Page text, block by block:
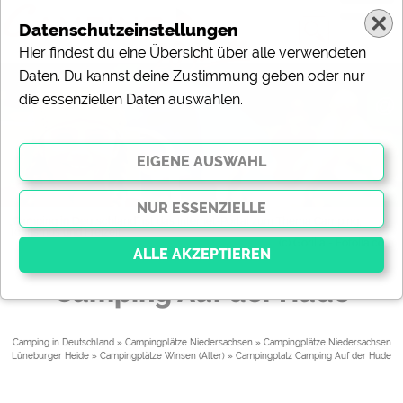
„Camping in Deutschland“ ist das Internet-Portal zum Thema Camping,
Tourismus und Freizeit.
(c) Gorilla - Fotolia.com
Camping Auf der Hude
Camping in Deutschland » Campingplätze Niedersachsen» Campingplätze Niedersachsen
Lüneburger Heide » Campingplätze Winsen (Aller) » Campingplatz Camping Auf der Hude
Datenschutzeinstellungen
Hier findest du eine Übersicht über alle verwendeten
Daten. Du kannst deine Zustimmung geben oder nur
die essenziellen Daten auswählen.
Essenzielle Cookies ermöglichen grundlegende
Funktionen und sind für die einwandfreie Funktion der